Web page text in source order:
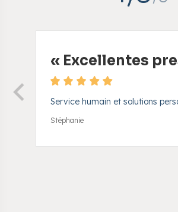
« Excellentes
Service humain et solutions
Stéphanie